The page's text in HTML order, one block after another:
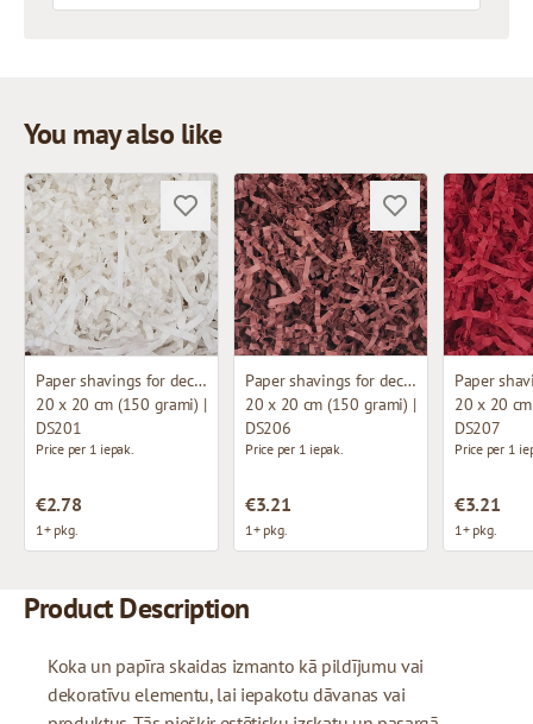
You may also like
Paper shavings for decoration
20 x 20 cm (150 grami) |
DS201
Price per 1 iepak.
€2.78
1+ pkg.
Paper shavings for decoration
20 x 20 cm (150 grami) |
DS206
Price per 1 iepak.
€3.21
1+ pkg.
20 x 20
DS207
Price per 1
€3.21
1+ pkg.
Product Description
Koka un papīra skaidas izmanto kā pildījumu vai
dekoratīvu elementu, lai iepakotu dāvanas vai